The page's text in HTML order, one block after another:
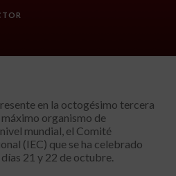
en la octogésimo tercera
organismo de
mundial, el Comité
(IEC) que se ha celebrado
21 y 22 de octubre.